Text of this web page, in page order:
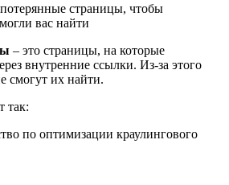
страницы, чтобы
вас найти
– это страницы, на которые
внутренние ссылки. Из-за этого
смогут их найти.
так: